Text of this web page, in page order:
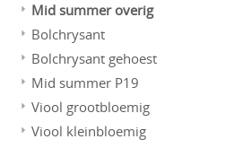
Mid summer overig
Bolchrysant
Bolchrysant gehoest
Mid summer P19
Viool grootbloemig
Viool kleinbloemig